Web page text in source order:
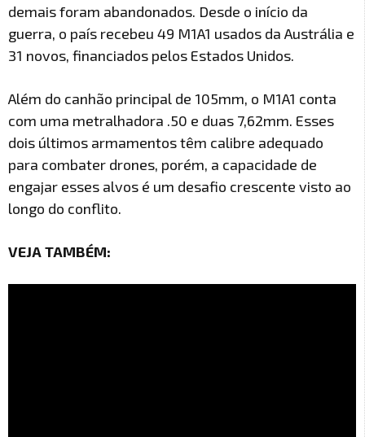
demais foram abandonados. Desde o início da
guerra, o país recebeu 49 M1A1 usados da Austrália e
31 novos, financiados pelos Estados Unidos.
Além do canhão principal de 105mm, o M1A1 conta
com uma metralhadora .50 e duas 7,62mm. Esses
dois últimos armamentos têm calibre adequado
para combater drones, porém, a capacidade de
engajar esses alvos é um desafio crescente visto ao
longo do conflito.
VEJA TAMBÉM: